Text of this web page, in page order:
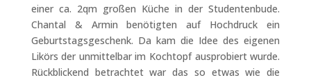
einer ca. 2qm großen Küche in der Studentenbude.
Chantal & Armin benötigten auf Hochdruck ein
Geburtstagsgeschenk. Da kam die Idee des eigenen
Likörs der unmittelbar im Kochtopf ausprobiert wurde.
Rückblickend betrachtet war das so etwas wie die